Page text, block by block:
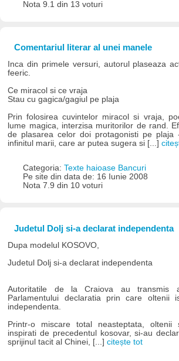
Nota 9.1 din 13 voturi
Comentariul literar al unei manele
Inca din primele versuri, autorul plaseaza
feeric.
Ce miracol si ce vraja
Stau cu gagica/gagiul pe plaja
Prin folosirea cuvintelor miracol si vraja,
lume magica, interzisa muritorilor de rand.
de plasarea celor doi protagonisti pe plaja
infinitul marii, care ar putea sugera si [...]
Categoria: Texte haioase Bancuri
Pe site din data de: 16 Iunie 2008
Nota 7.9 din 10 voturi
Judetul Dolj si-a declarat independenta
Dupa modelul KOSOVO,
Judetul Dolj si-a declarat independenta
Autoritatile de la Craiova au transmis
Parlamentului declaratia prin care oltenii
independenta.
Printr-o miscare total neasteptata, oltenii
inspirati de precedentul kosovar, si-au
sprijinul tacit al Chinei, [...]citește tot